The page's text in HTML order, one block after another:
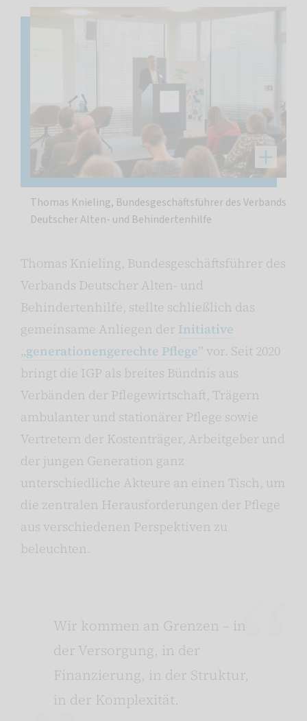
Thomas Knieling, Bundesgeschäftsführer des Verbands
Deutscher Alten- und Behindertenhilfe
Thomas Knieling, Bundesgeschäftsführer des
Verbands Deutscher Alten- und
Behindertenhilfe, stellte schließlich das
gemeinsame Anliegen der Initiative
„generationengerechte Pflege” vor. Seit 2020
bringt die IGP als breites Bündnis aus
Verbänden der Pflegewirtschaft, Trägern
ambulanter und stationärer Pflege sowie
Vertretern der Kostenträger, Arbeitgeber und
der jungen Generation ganz
unterschiedliche Akteure an einen Tisch, um
die zentralen Herausforderungen der Pflege
aus verschiedenen Perspektiven zu
beleuchten.
Wir kommen an Grenzen – in
der Versorgung, in der
Finanzierung, in der Struktur,
in der Komplexität.